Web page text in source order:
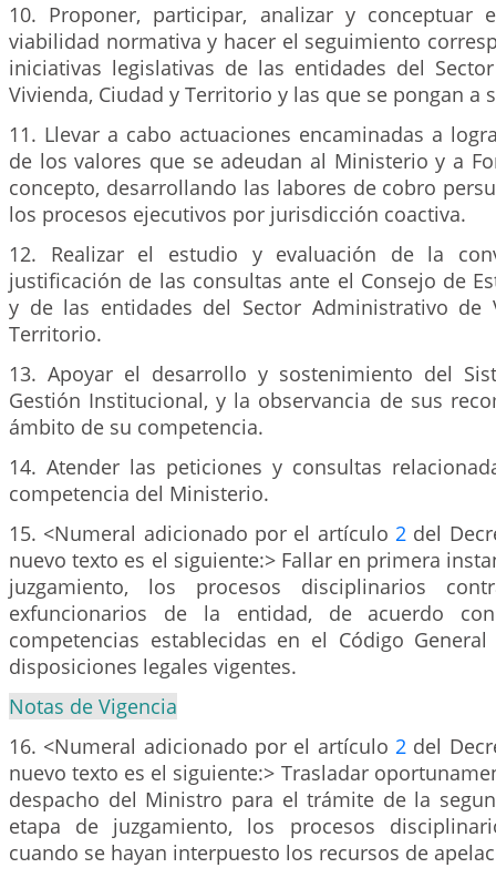
10. Proponer, participar, analizar y
viabilidad normativa y hacer el seguimiento
iniciativas legislativas de las entidades del
Vivienda, Ciudad y Territorio y las que se pongan a
11. Llevar a cabo actuaciones encaminadas a
de los valores que se adeudan al Ministerio y a
concepto, desarrollando las labores de cobro
los procesos ejecutivos por jurisdicción coactiva.
12. Realizar el estudio y evaluación de la
justificación de las consultas ante el Consejo de
y de las entidades del Sector Administrativo de
Territorio.
13. Apoyar el desarrollo y sostenimiento del
Gestión Institucional, y la observancia de sus
ámbito de su competencia.
14. Atender las peticiones y consultas
competencia del Ministerio.
15. <Numeral adicionado por el artículo 2 del
nuevo texto es el siguiente:> Fallar en primera
juzgamiento, los procesos disciplinarios
exfuncionarios de la entidad, de acuerdo
competencias establecidas en el Código
disposiciones legales vigentes.
Notas de Vigencia
16. <Numeral adicionado por el artículo 2 del
nuevo texto es el siguiente:> Trasladar
despacho del Ministro para el trámite de la
etapa de juzgamiento, los procesos
cuando se hayan interpuesto los recursos de